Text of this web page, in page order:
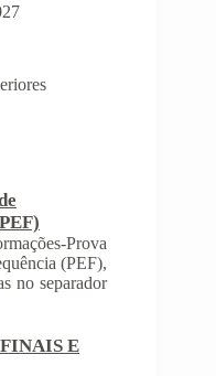
no separador
E
À
do JNE – Júri
os
para